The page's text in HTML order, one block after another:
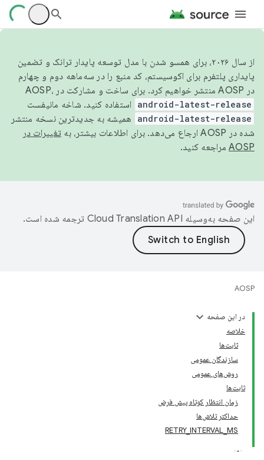
از سال ۲۰۲۶، برای همسو شدن با مدل توسعه پایدار ترانک و تضمین
پایداری پلتفرم برای اکوسیستم، کد منبع را در سه‌ماهه دوم و چهارم
در AOSP منتشر خواهیم کرد. برای ساخت و مشارکت در AOSP،
android-latest-release استفاده کنید. شاخه مانیفست
android-latest-release
همیشه به جدیدترین نسخه منتشر
شده در AOSP ارجاع می‌دهد. برای اطلاعات بیشتر، به
تغییرات در
AOSP مراجعه کنید.
این صفحه به‌وسیله ترجمه شده است.
AOSP
در این صفحه
خلاصه
ثابت‌ها
سازندگان عمومی
روش‌های عمومی
ثابت‌ها
زمان انتظار کوتاه پیش فرض
حداکثر تلاش‌ها
RETRY_INTERVAL_MS